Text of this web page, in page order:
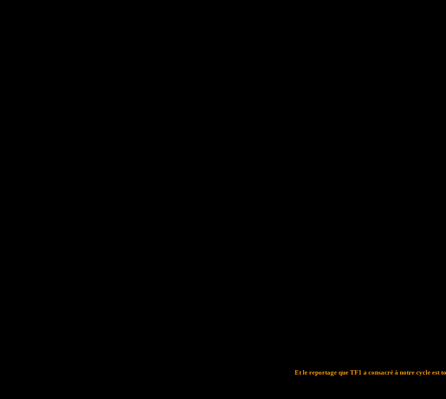
Et le reportage que TF1 a consacré à notre cycle est